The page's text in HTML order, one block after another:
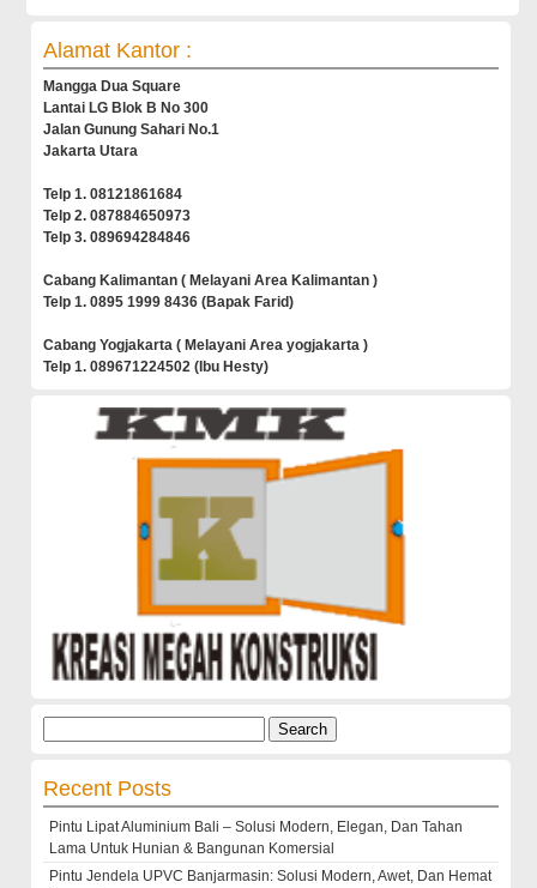
Alamat Kantor :
Mangga Dua Square
Lantai LG Blok B No 300
Jalan Gunung Sahari No.1
Jakarta Utara
Telp 1. 08121861684
Telp 2. 087884650973
Telp 3. 089694284846
Cabang Kalimantan ( Melayani Area Kalimantan )
Telp 1. 0895 1999 8436 (Bapak Farid)
Cabang Yogjakarta ( Melayani Area yogjakarta )
Telp 1. 089671224502 (Ibu Hesty)
Recent Posts
Pintu Lipat Aluminium Bali – Solusi Modern, Elegan, Dan Tahan
Lama Untuk Hunian & Bangunan Komersial
Pintu Jendela UPVC Banjarmasin: Solusi Modern, Awet, Dan Hemat